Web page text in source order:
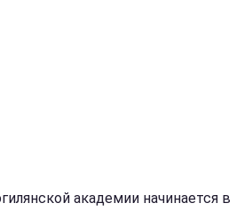
академии начинается в